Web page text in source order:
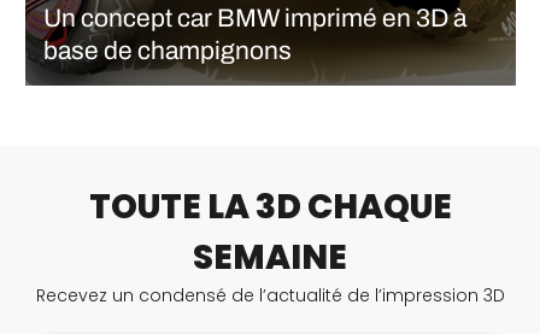
Un concept car BMW imprimé en 3D à
base de champignons
LIRE LA SUITE
TOUTE LA 3D CHAQUE
SEMAINE
Recevez un condensé de l’actualité de l’impression 3D